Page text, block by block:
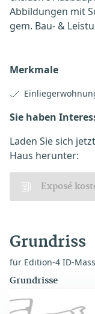
Abbildungen mit
gem. Bau- &
Merkmale
Sie haben
Laden Sie sich
Haus herunter:
Exposé
Grundriss
für Edition-4 ID-
Grundrisse